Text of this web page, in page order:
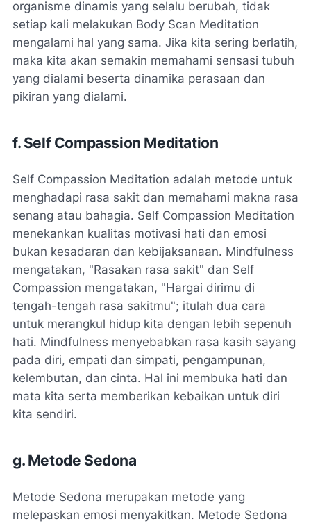
organisme dinamis yang selalu berubah, tidak
setiap kali melakukan Body Scan Meditation
mengalami hal yang sama. Jika kita sering berlatih,
maka kita akan semakin memahami sensasi tubuh
yang dialami beserta dinamika perasaan dan
pikiran yang dialami.
f. Self Compassion Meditation
Self Compassion Meditation adalah metode untuk
menghadapi rasa sakit dan memahami makna rasa
senang atau bahagia. Self Compassion Meditation
menekankan kualitas motivasi hati dan emosi
bukan kesadaran dan kebijaksanaan. Mindfulness
mengatakan, "Rasakan rasa sakit" dan Self
Compassion mengatakan, "Hargai dirimu di
tengah-tengah rasa sakitmu"; itulah dua cara
untuk merangkul hidup kita dengan lebih sepenuh
hati. Mindfulness menyebabkan rasa kasih sayang
pada diri, empati dan simpati, pengampunan,
kelembutan, dan cinta. Hal ini membuka hati dan
mata kita serta memberikan kebaikan untuk diri
kita sendiri.
g. Metode Sedona
Metode Sedona merupakan metode yang
melepaskan emosi menyakitkan. Metode Sedona